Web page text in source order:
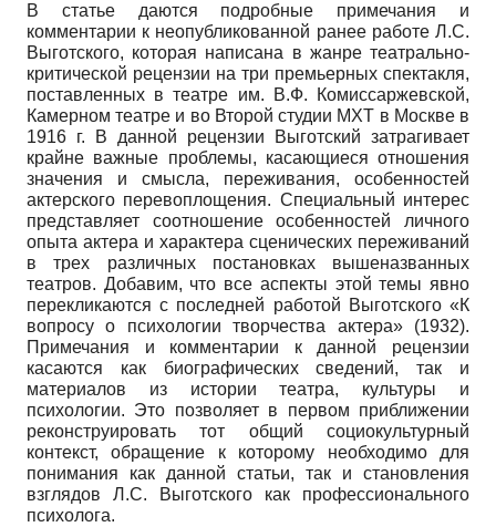
В статье даются подробные примечания и
комментарии к неопубликованной ранее работе Л.С.
Выготского, которая написана в жанре театрально-
критической рецензии на три премьерных спектакля,
поставленных в театре им. В.Ф. Комиссаржевской,
Камерном театре и во Второй студии МХТ в Москве в
1916 г. В данной рецензии Выготский затрагивает
крайне важные проблемы, касающиеся отношения
значения и смысла, переживания, особенностей
актерского перевоплощения. Специальный интерес
представляет соотношение особенностей личного
опыта актера и характера сценических переживаний
в трех различных постановках вышеназванных
театров. Добавим, что все аспекты этой темы явно
перекликаются с последней работой Выготского «К
вопросу о психологии творчества актера» (1932).
Примечания и комментарии к данной рецензии
касаются как биографических сведений, так и
материалов из истории театра, культуры и
психологии. Это позволяет в первом приближении
реконструировать тот общий социокультурный
контекст, обращение к которому необходимо для
понимания как данной статьи, так и становления
взглядов Л.С. Выготского как профессионального
психолога.